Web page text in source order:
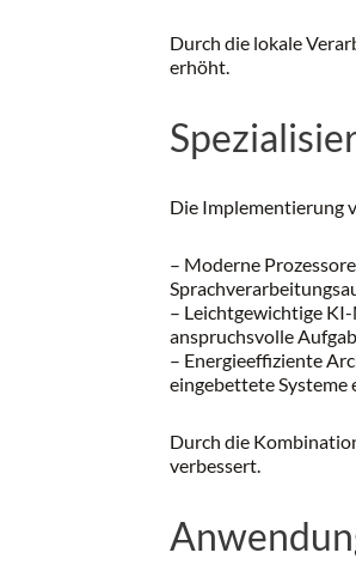
Durch die lokale
erhöht.
Die Implementierung
– Moderne
– Leichtgewichtige
anspruchsvolle
– Energieeffiziente
eingebettete Systeme
Durch die
verbessert.